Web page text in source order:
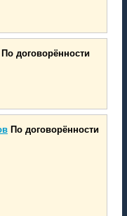
По договорённости
По договорённости